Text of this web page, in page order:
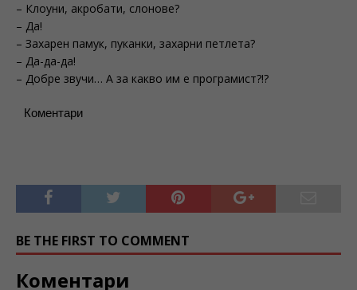
– Клоуни, акробати, слонове?
– Да!
– Захарен памук, пуканки, захарни петлета?
– Да-да-да!
– Добре звучи… А за какво им е програмист?!?
Коментари
BE THE FIRST TO COMMENT
Коментари